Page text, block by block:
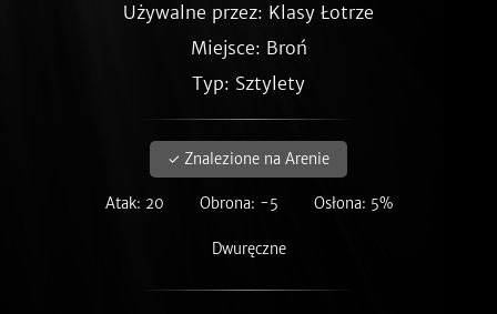
Używalne przez: Klasy Łotrze
Miejsce: Broń
Typ: Sztylety
✓ Znalezione na Arenie
Atak: 20 Obrona: -5 Osłona: 5%
Dwuręczne